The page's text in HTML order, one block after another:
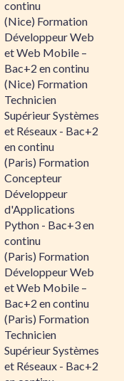
continu
(Nice) Formation
Développeur Web
et Web Mobile –
Bac+2 en continu
(Nice) Formation
Technicien
Supérieur Systèmes
et Réseaux - Bac+2
en continu
(Paris) Formation
Concepteur
Développeur
d'Applications
Python - Bac+3 en
continu
(Paris) Formation
Développeur Web
et Web Mobile –
Bac+2 en continu
(Paris) Formation
Technicien
Supérieur Systèmes
et Réseaux - Bac+2